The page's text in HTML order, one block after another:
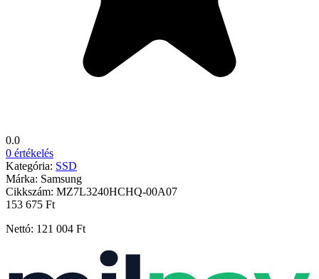
0.0
0 értékelés
Kategória: SSD
Márka: Samsung
Cikkszám: MZ7L3240HCHQ-00A07
153 675 Ft
Nettó: 121 004 Ft